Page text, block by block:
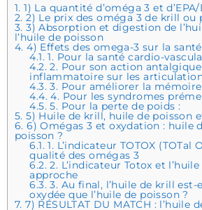
1. 1) La quantité d’oméga 3 et
2. 2) Le prix des oméga 3 de krill ou
3. 3) Absorption et digestion de
l’huile de poisson
4. 4) Effets des omega-3 sur la
4.1.1. Pour la santé cardio-
4.2.2. Pour son action
inflammatoire sur les
4.3.3. Pour améliorer la
4.4.4. Pour les syndromes
4.5.5. Pour la perte de poids :
5. 5) Huile de krill, huile de poisson
6. 6) Omégas 3 et oxydation : huile
poisson ?
6.1.1. L’indicateur TOTOX (TOTal
qualité des omégas 3
6.2.2. L’indicateur Totox et
approche
6.3.3. Au final, l’huile de krill est-
oxydée que l’huile de poisson ?
7. 7) RÉSULTAT DU MATCH : l’huile